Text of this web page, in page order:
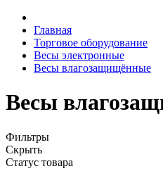
Главная
Торговое оборудование
Весы электронные
Весы влагозащищённые
Весы
Фильтры
Скрыть
Статус товара